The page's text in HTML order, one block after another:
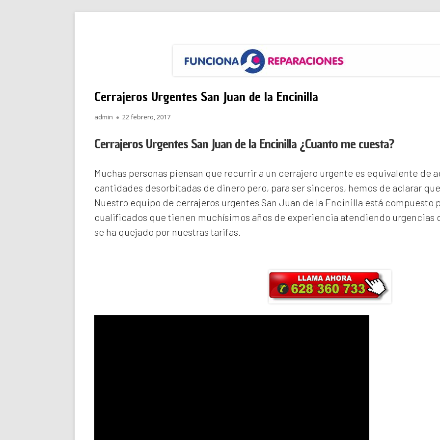
Cerrajeros Urgentes San Juan de la Encinilla
Autor
admin
Publicado
22 febrero, 2017
Cerrajeros Urgentes San Juan de la Encinilla ¿Cuanto me cuesta?
Muchas personas piensan que recurrir a un cerrajero urgente es equivalente de
cantidades desorbitadas de dinero pero, para ser sinceros, hemos de aclarar
Nuestro equipo de cerrajeros urgentes San Juan de la Encinilla está compuesto
cualificados que tienen muchísimos años de experiencia atendiendo urgencias
se ha quejado por nuestras tarifas.